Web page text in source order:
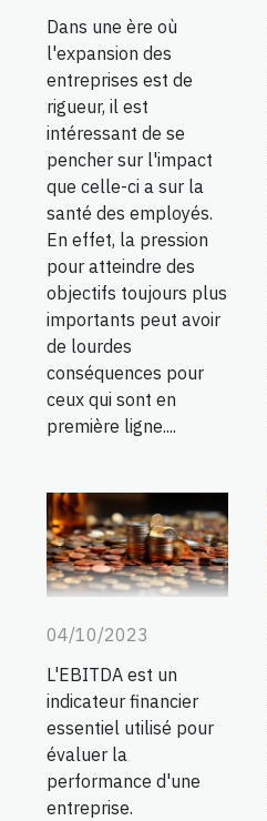
Dans une ère où
l'expansion des
entreprises est de
rigueur, il est
intéressant de se
pencher sur l'impact
que celle-ci a sur la
santé des employés.
En effet, la pression
pour atteindre des
objectifs toujours plus
importants peut avoir
de lourdes
conséquences pour
ceux qui sont en
première ligne....
04/10/2023
L'EBITDA est un
indicateur financier
essentiel utilisé pour
évaluer la
performance d'une
entreprise.